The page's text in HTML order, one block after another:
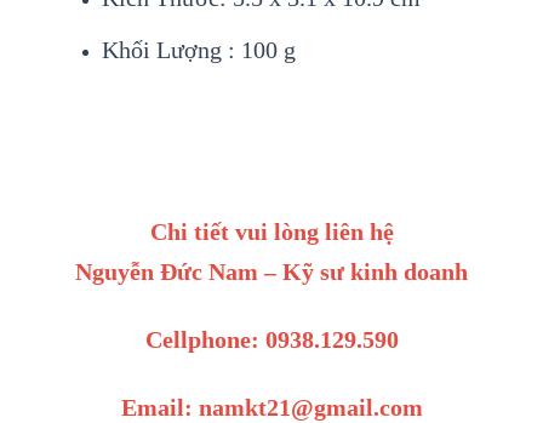
Khối Lượng : 100 g
Chi tiết vui lòng liên hệ
Nguyễn Đức Nam – Kỹ sư kinh doanh
Cellphone: 0938.129.590
Email: namkt21@gmail.com